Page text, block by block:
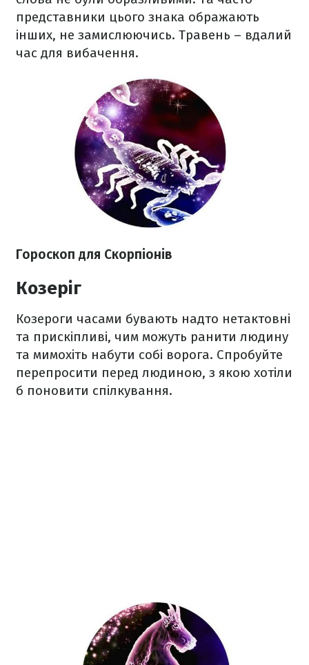
представники цього знака ображають
інших, не замислюючись. Травень – вдалий
час для вибачення.
Гороскоп для Скорпіонів
Козеріг
Козероги часами бувають надто нетактовні
та прискіпливі, чим можуть ранити людину
та мимохіть набути собі ворога. Спробуйте
перепросити перед людиною, з якою хотіли
б поновити спілкування.